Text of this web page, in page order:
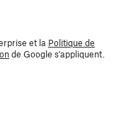
et la Politique de
de Google s'appliquent.